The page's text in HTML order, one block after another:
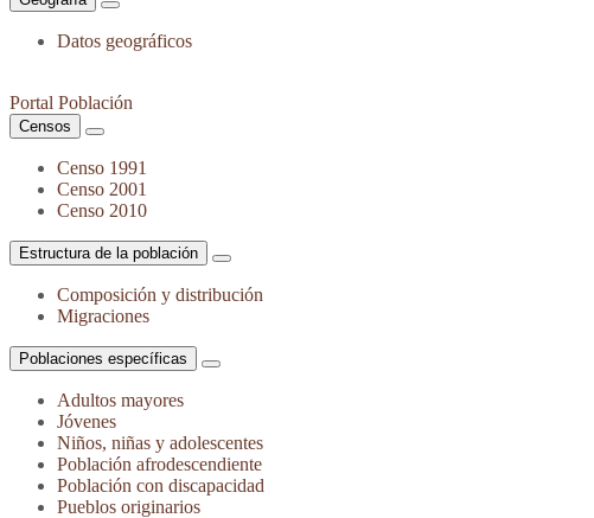
Datos geográficos
Portal Población
Censos
Censo 1991
Censo 2001
Censo 2010
Estructura de la población
Composición y distribución
Migraciones
Poblaciones específicas
Adultos mayores
Jóvenes
Niños, niñas y adolescentes
Población afrodescendiente
Población con discapacidad
Pueblos originarios